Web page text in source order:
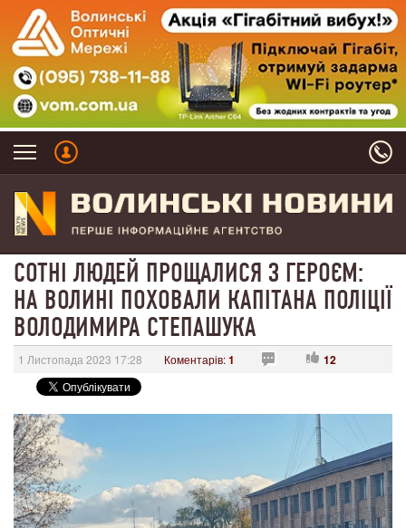
СОТНІ ЛЮДЕЙ ПРОЩАЛИСЯ З ГЕРОЄМ:
НА ВОЛИНІ ПОХОВАЛИ КАПІТАНА ПОЛІЦІЇ
ВОЛОДИМИРА СТЕПАШУКА
1 Листопада 2023 17:28 Коментарів:1 12